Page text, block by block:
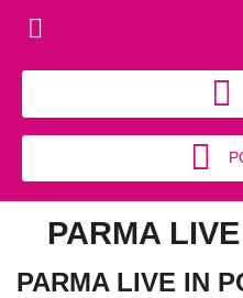
PARMA
PARMA LIVE IN